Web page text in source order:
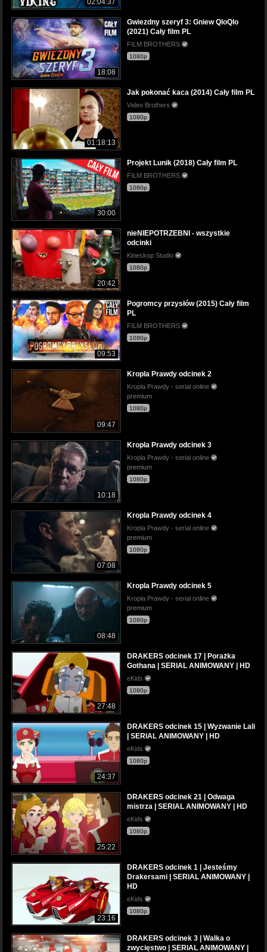
18:08
Gwiezdny szeryf 3: Gniew QloQlo
(2021) Cały film PL
FILM BROTHERS
1080p
01:18:13
Jak pokonać kaca (2014) Cały film PL
Video Brothers
1080p
30:00
Projekt Lunik (2018) Cały film PL
FILM BROTHERS
1080p
20:42
nieNIEPOTRZEBNI - wszystkie
odcinki
Kineskop Studio
1080p
09:53
Pogromcy przysłów (2015) Cały film
PL
FILM BROTHERS
1080p
09:47
Kropla Prawdy odcinek 2
Kropla Prawdy - serial online
premium
1080p
10:18
Kropla Prawdy odcinek 3
Kropla Prawdy - serial online
premium
1080p
07:08
Kropla Prawdy odcinek 4
Kropla Prawdy - serial online
premium
1080p
08:48
Kropla Prawdy odcinek 5
Kropla Prawdy - serial online
premium
1080p
27:48
DRAKERS odcinek 17 | Porażka
Gothana | SERIAL ANIMOWANY | HD
eKids
1080p
24:37
DRAKERS odcinek 15 | Wyzwanie Lali
| SERIAL ANIMOWANY | HD
eKids
1080p
25:22
DRAKERS odcinek 21 | Odwaga
mistrza | SERIAL ANIMOWANY | HD
eKids
1080p
23:16
DRAKERS odcinek 1 | Jesteśmy
Drakersami | SERIAL ANIMOWANY |
HD
eKids
1080p
DRAKERS odcinek 3 | Walka o
zwycięstwo | SERIAL ANIMOWANY |